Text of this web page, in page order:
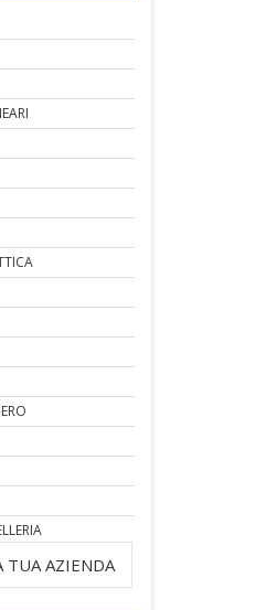
TUA AZIENDA